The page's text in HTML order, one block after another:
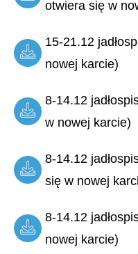
otwiera się w
15-21.12
nowej karcie)
8-14.12
w nowej karcie)
8-14.12
się w nowej
8-14.12
nowej karcie)